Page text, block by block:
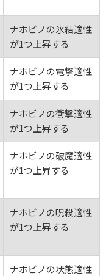
ナホビノの氷結適性
が1つ上昇する
ナホビノの電撃適性
が1つ上昇する
ナホビノの衝撃適性
が1つ上昇する
ナホビノの破魔適性
が1つ上昇する
ナホビノの呪殺適性
が1つ上昇する
ナホビノの状態適性